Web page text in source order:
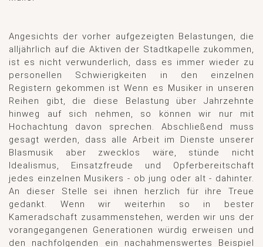
Angesichts der vorher aufgezeigten Belastungen, die
alljährlich auf die Aktiven der Stadtkapelle zukommen,
ist es nicht verwunderlich, dass es immer wieder zu
personellen Schwierigkeiten in den einzelnen
Registern gekommen ist Wenn es Musiker in unseren
Reihen gibt, die diese Belastung über Jahrzehnte
hinweg auf sich nehmen, so können wir nur mit
Hochachtung davon sprechen. Abschließend muss
gesagt werden, dass alle Arbeit im Dienste unserer
Blasmusik aber zwecklos wäre, stünde nicht
Idealismus, Einsatzfreude und Opferbereitschaft
jedes einzelnen Musikers - ob jung oder alt - dahinter.
An dieser Stelle sei ihnen herzlich für ihre Treue
gedankt. Wenn wir weiterhin so in bester
Kameradschaft zusammenstehen, werden wir uns der
vorangegangenen Generationen würdig erweisen und
den nachfolgenden ein nachahmenswertes Beispiel